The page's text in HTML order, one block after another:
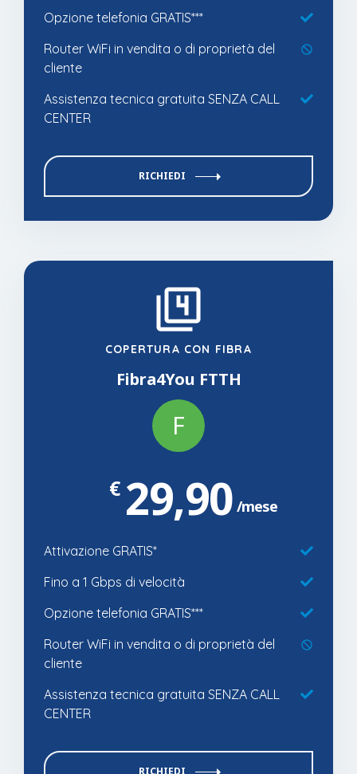
Opzione telefonia GRATIS***
Router WiFi in vendita o di proprietà del
cliente
Assistenza tecnica gratuita SENZA CALL
CENTER
RICHIEDI
COPERTURA CON FIBRA
Fibra4You FTTH
F
29,90
€
mese
Attivazione GRATIS*
Fino a 1 Gbps di velocità
Opzione telefonia GRATIS***
Router WiFi in vendita o di proprietà del
cliente
Assistenza tecnica gratuita SENZA CALL
CENTER
RICHIEDI